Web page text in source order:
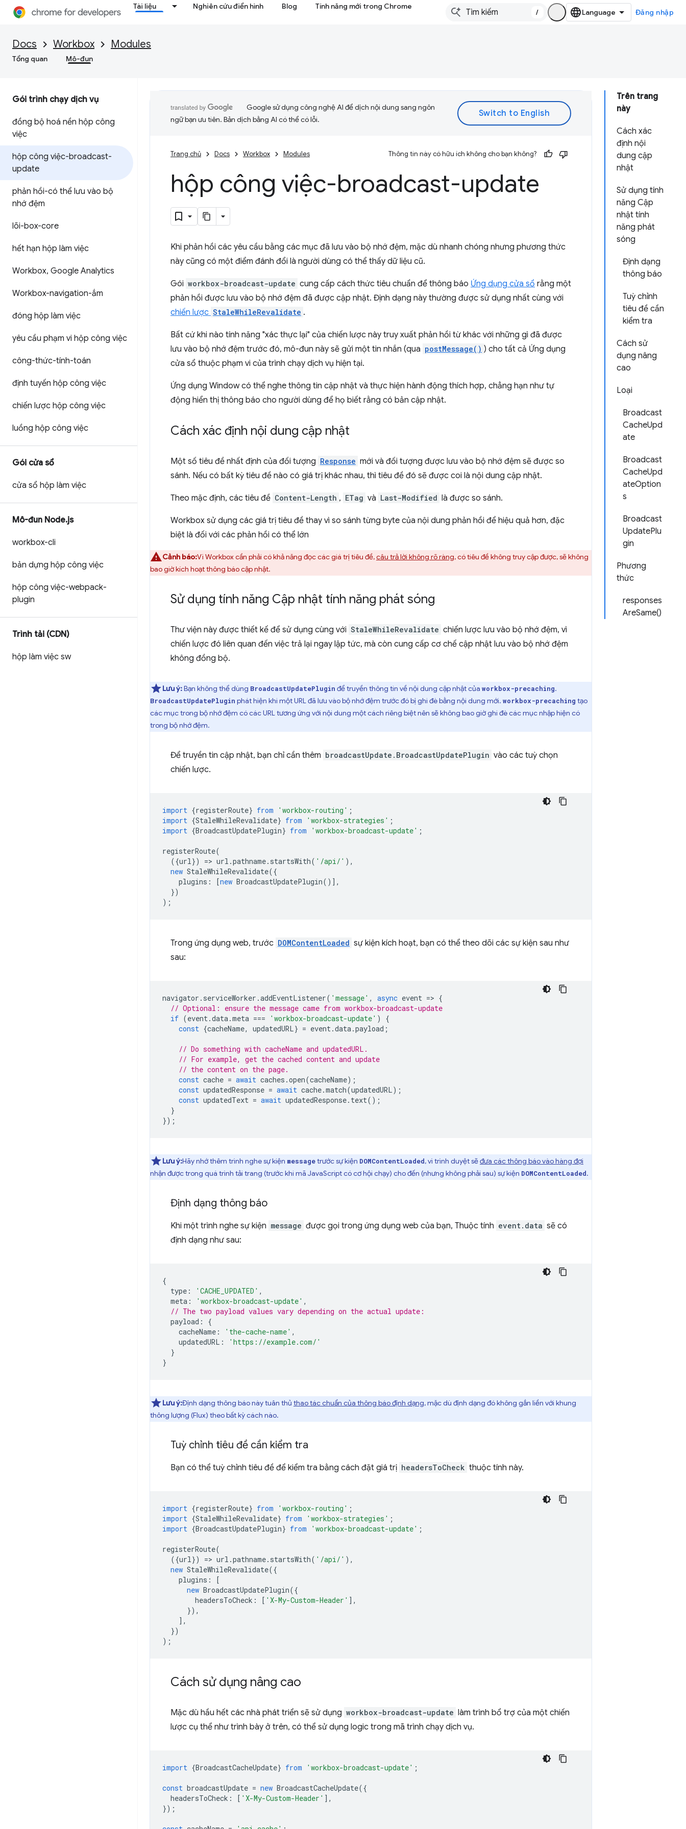
Tài liệu Nghiên cứu điển hình Blog Tính năng mới trong Chrome
/ Đăng nhập
Docs Workbox Modules
Tổng quan Mô-đun
Gói trình chạy dịch vụ
đồng bộ hoá nền hộp công
việc
hộp công việc-broadcast-
update
phản hồi-có thể lưu vào bộ
nhớ đệm
lõi-box-core
hết hạn hộp làm việc
Workbox, Google Analytics
Workbox-navigation-ắm
đóng hộp làm việc
yêu cầu phạm vi hộp công việc
công-thức-tính-toán
định tuyến hộp công việc
chiến lược hộp công việc
luồng hộp công việc
Gói cửa sổ
cửa sổ hộp làm việc
Mô-đun Node.js
workbox-cli
bản dựng hộp công việc
hộp công việc-webpack-
plugin
Trình tải (CDN)
hộp làm việc sw
Trên trang
này
Cách xác
định nội
dung cập
nhật
Sử dụng tính
năng Cập
nhật tính
năng phát
sóng
Định dạng
thông báo
Tuỳ chỉnh
tiêu đề cần
kiểm tra
Cách sử
dụng nâng
cao
Loại
Broadcast
CacheUpd
ate
Broadcast
CacheUpd
ateOption
s
Broadcast
UpdatePlu
gin
Phương
thức
responses
AreSame()
Google sử dụng công nghệ AI để dịch nội dung sang ngôn
ngữ bạn ưu tiên. Bản dịch bằng AI có thể có lỗi.
Trang chủ Docs Workbox Modules Thông tin này có hữu ích không cho bạn không?
hộp công việc-broadcast-update
Khi phản hồi các yêu cầu bằng các mục đã lưu vào bộ nhớ đệm, mặc dù nhanh chóng nhưng phương thức
này cũng có một điểm đánh đổi là người dùng có thể thấy dữ liệu cũ.
Gói workbox-broadcast-update cung cấp cách thức tiêu chuẩn để thông báo Ứng dụng cửa sổ rằng một
phản hồi được lưu vào bộ nhớ đệm đã được cập nhật. Định dạng này thường được sử dụng nhất cùng với
chiến lược StaleWhileRevalidate .
Bất cứ khi nào tính năng "xác thực lại" của chiến lược này truy xuất phản hồi từ khác với những gì đã được
lưu vào bộ nhớ đệm trước đó, mô-đun này sẽ gửi một tin nhắn (qua postMessage() ) cho tất cả Ứng dụng
cửa sổ thuộc phạm vi của trình chạy dịch vụ hiện tại.
Ứng dụng Window có thể nghe thông tin cập nhật và thực hiện hành động thích hợp, chẳng hạn như tự
động hiển thị thông báo cho người dùng để họ biết rằng có bản cập nhật.
Cách xác định nội dung cập nhật
Một số tiêu đề nhất định của đối tượng Response mới và đối tượng được lưu vào bộ nhớ đệm sẽ được so
sánh. Nếu có bất kỳ tiêu đề nào có giá trị khác nhau, thì tiêu đề đó sẽ được coi là nội dung cập nhật.
Theo mặc định, các tiêu đề Content-Length , ETag và Last-Modified là được so sánh.
Workbox sử dụng các giá trị tiêu đề thay vì so sánh từng byte của nội dung phản hồi để hiệu quả hơn, đặc
biệt là đối với các phản hồi có thể lớn
Cảnh báo:Vì Workbox cần phải có khả năng đọc các giá trị tiêu đề,câu trả lời không rõ ràng, có tiêu đề không truy cập được, sẽ không
bao giờ kích hoạt thông báo cập nhật.
Sử dụng tính năng Cập nhật tính năng phát sóng
Thư viện này được thiết kế để sử dụng cùng với StaleWhileRevalidate chiến lược lưu vào bộ nhớ đệm, vì
chiến lược đó liên quan đến việc trả lại ngay lập tức, mà còn cung cấp cơ chế cập nhật lưu vào bộ nhớ đệm
không đồng bộ.
Lưu ý:Bạn không thể dùng BroadcastUpdatePlugin để truyền thông tin về nội dung cập nhật của workbox-precaching.
BroadcastUpdatePlugin phát hiện khi một URL đã lưu vào bộ nhớ đệm trước đó bị ghi đè bằng nội dung mới. workbox-precaching tạo
các mục trong bộ nhớ đệm có các URL tương ứng với nội dung một cách riêng biệt nên sẽ không bao giờ ghi đè các mục nhập hiện có
trong bộ nhớ đệm.
Để truyền tin cập nhật, bạn chỉ cần thêm broadcastUpdate.BroadcastUpdatePlugin vào các tuỳ chọn
chiến lược.
import {registerRoute} from 'workbox-routing' ;
import {StaleWhileRevalidate} from 'workbox-strategies' ;
import {BroadcastUpdatePlugin} from 'workbox-broadcast-update' ;
registerRoute(
({url}) => url .pathname. startsWith( '/api/' ),
new StaleWhileRevalidate({
plugins : [new BroadcastUpdatePlugin()],
})
);
Trong ứng dụng web, trước DOMContentLoaded sự kiện kích hoạt, bạn có thể theo dõi các sự kiện sau như
sau:
navigator . serviceWorker .addEventListener( 'message' , async event => {
// Optional: ensure the message came from workbox-broadcast-update
if (event.data.meta === 'workbox-broadcast-update' )
{
const {cacheName, updatedURL} = event.data.payload ;
// Do something with cacheName and updatedURL.
// For example, get the cached content and update
// the content on the page.
const cache = await caches .open(cacheName);
const updatedResponse = await cache.match(updatedURL);
const updatedText = await updatedResponse. text();
}
});
Lưu ý:Hãy nhớ thêm trình nghe sự kiện messagetrước sự kiện DOMContentLoaded, vì trình duyệt sẽđưa các thông báo vào hàng đợi
nhận được trong quá trình tải trang (trước khi mã JavaScript có cơ hội chạy) cho đến (nhưng không phải sau) sự kiện DOMContentLoaded.
Định dạng thông báo
Khi một trình nghe sự kiện message được gọi trong ứng dụng web của bạn, Thuộc tính event.data sẽ có
định dạng như sau:
{
type : 'CACHE_UPDATED' ,
meta : 'workbox-broadcast-update' ,
// The two payload values vary depending on the actual update:
payload :
{
cacheName : 'the-cache-name' ,
updatedURL :
'https://example.com/'
}
}
Lưu ý:Định dạng thông báo này tuân thủ thao tác chuẩn của thông báo định dạng, mặc dù định dạng đó không gắn liền với khung
thông lượng (Flux) theo bất kỳ cách nào.
Tuỳ chỉnh tiêu đề cần kiểm tra
Bạn có thể tuỳ chỉnh tiêu đề để kiểm tra bằng cách đặt giá trị headersToCheck thuộc tính này.
import {registerRoute} from 'workbox-routing' ;
import {StaleWhileRevalidate} from 'workbox-strategies' ;
import {BroadcastUpdatePlugin} from 'workbox-broadcast-update' ;
registerRoute(
({url}) => url .pathname. startsWith( '/api/' ),
new StaleWhileRevalidate({
plugins :
[
new BroadcastUpdatePlugin({
headersToCheck : [ 'X-My-Custom-Header' ],
}),
],
})
);
Cách sử dụng nâng cao
Mặc dù hầu hết các nhà phát triển sẽ sử dụng workbox-broadcast-update làm trình bổ trợ của một chiến
lược cụ thể như trình bày ở trên, có thể sử dụng logic trong mã trình chạy dịch vụ.
import {BroadcastCacheUpdate} from 'workbox-broadcast-update' ;
const broadcastUpdate = new BroadcastCacheUpdate({
headersToCheck : [ 'X-My-Custom-Header' ],
});